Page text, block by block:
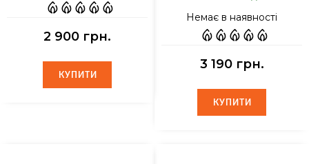
2 900 грн.
КУПИТИ
КУПИТИ
Немає в наявності
3 190 грн.
КУПИТИ
КУПИТИ